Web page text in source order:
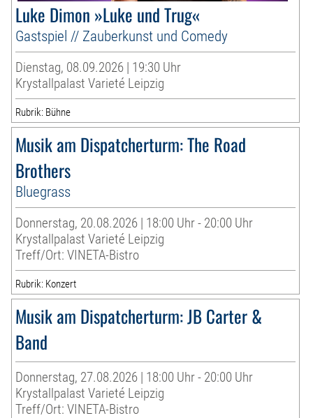
Luke Dimon »Luke und Trug«
Gastspiel // Zauberkunst und Comedy
Dienstag, 08.09.2026 | 19:30 Uhr
Krystallpalast Varieté Leipzig
Rubrik: Bühne
Musik am Dispatcherturm: The Road
Brothers
Bluegrass
Donnerstag, 20.08.2026 | 18:00 Uhr - 20:00 Uhr
Krystallpalast Varieté Leipzig
Treff/Ort: VINETA-Bistro
Rubrik: Konzert
Musik am Dispatcherturm: JB Carter &
Band
Donnerstag, 27.08.2026 | 18:00 Uhr - 20:00 Uhr
Krystallpalast Varieté Leipzig
Treff/Ort: VINETA-Bistro